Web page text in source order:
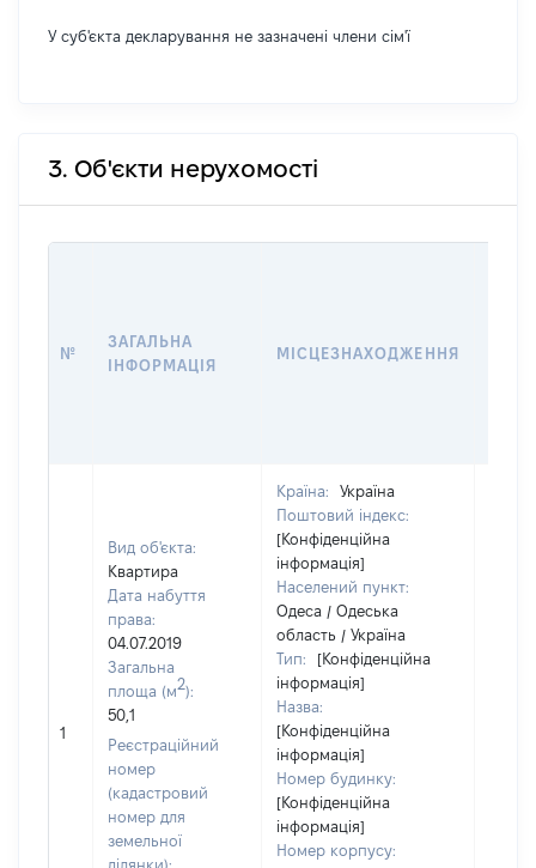
У суб'єкта декларування не зазначені члени сім'ї
3. Об'єкти нерухомості
№
ЗАГАЛЬНА
ІНФОРМАЦІЯ
МІСЦЕЗНАХОДЖЕННЯ
1
Вид об'єкта:
Квартира
Дата набуття
права:
04.07.2019
Загальна
площа (м2):
50,1
Реєстраційний
номер
(кадастровий
номер для
земельної
ділянки):
Країна:
Україна
Поштовий індекс:
[Конфіденційна
інформація]
Населений пункт:
Одеса / Одеська
область / Україна
Тип:
[Конфіденційна
інформація]
Назва:
[Конфіденційна
інформація]
Номер будинку:
[Конфіденційна
інформація]
Номер корпусу: